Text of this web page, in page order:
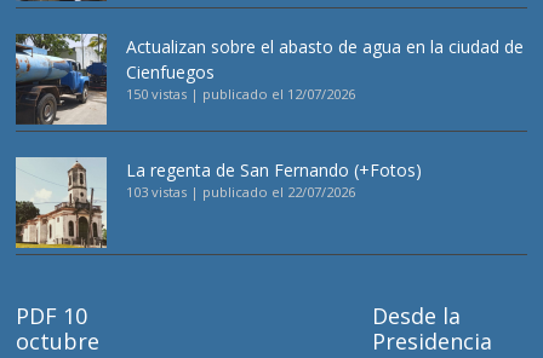
Actualizan sobre el abasto de agua en la ciudad de
Cienfuegos
150 vistas | publicado el 12/07/2026
La regenta de San Fernando (+Fotos)
103 vistas | publicado el 22/07/2026
PDF 10
octubre
Desde la
Presidencia